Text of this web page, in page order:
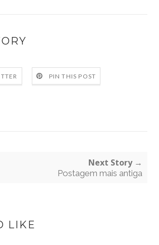
PIN THIS POST
Next Story →
Postagem mais antiga
LIKE